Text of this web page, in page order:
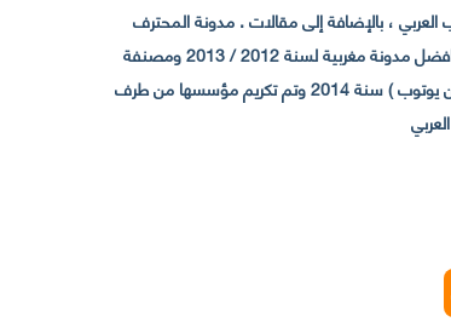
، بالإضافة إلى مقالات . مدونة المحترف
تأسست سنة 2009 حيث تستقطب الآن عدد كبير من الزوار من كافة ربوع الوطن العربي ، حيث ان مقرها الرئيسي بالمغرب و مديرها امين رغيب ،حاصلة على جائزة افضل مدونة مغربية لسنة 2012 / 2013 ومصنفة
ضمن افضل 10 مدونات عربية حسب المركز الدولي للصحفيين ICFJ سنة 2013 وحاصلة على الجائزة الفضية من يوتوب (اول قناة مغربية تحصل على هذه الجائزة من يوتوب ) سنة 2014 وتم تكريم مؤسسها من طرف